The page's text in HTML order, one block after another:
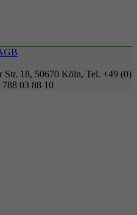
18, 50670 Köln, Tel. +49 (0)
03 88 10